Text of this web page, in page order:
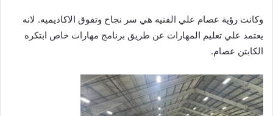
وكانت رؤية عصام علي الفنيه هي سر نجاح وتفوق الاكاديميه. لانه
يعتمد علي تعليم المهارات عن طريق برنامج مهارات خاص ابتكره
الكابتن عصام.